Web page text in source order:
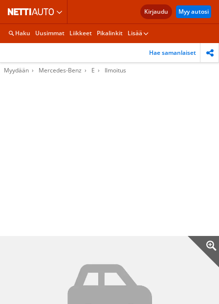
Kirjaudu Myy autosi
Haku Uusimmat Liikkeet Pikalinkit Lisää
Hae samanlaiset
Myydään Mercedes-Benz E Ilmoitus